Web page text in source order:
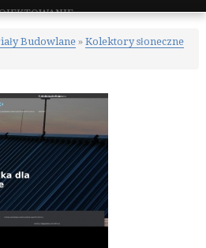
ELEKTRYK, HYDRAULIK
I OKNA
I WENTYLACJA
DZIAŁKI
MIESZKANIA
EDUKACYJNE
Budowlane» Kolektory słoneczne